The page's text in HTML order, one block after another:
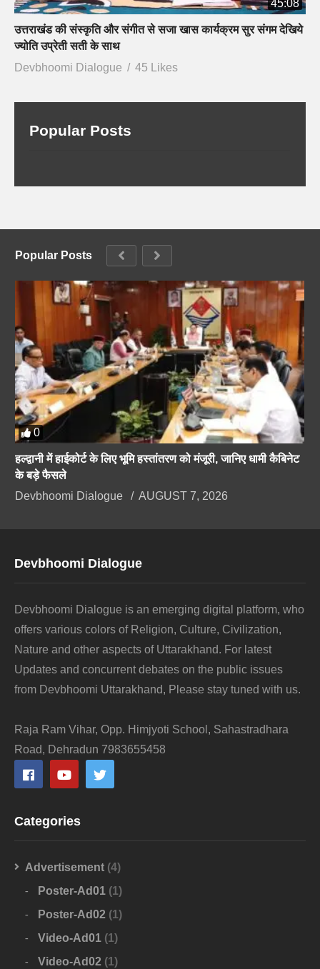
45:08
उत्तराखंड की संस्कृति और संगीत से सजा खास कार्यक्रम सुर संगम देखिये
ज्योति उप्रेती सती के साथ
Devbhoomi Dialogue
45 Likes
Popular Posts
Popular Posts
0
हल्द्वानी में हाईकोर्ट के लिए भूमि हस्तांतरण को मंजूरी, जानिए धामी कैबिनेट
के बड़े फैसले
Devbhoomi Dialogue
AUGUST 7, 2026
Devbhoomi Dialogue
Devbhoomi Dialogue is an emerging digital platform, who
offers various colors of Religion, Culture, Civilization,
Nature and other aspects of Uttarakhand. For latest
Updates and concurrent debates on the public issues
from Devbhoomi Uttarakhand, Please stay tuned with us.
Raja Ram Vihar, Opp. Himjyoti School, Sahastradhara
Road, Dehradun 7983655458
Categories
Advertisement (4)
Poster-Ad01 (1)
Poster-Ad02 (1)
Video-Ad01 (1)
Video-Ad02 (1)